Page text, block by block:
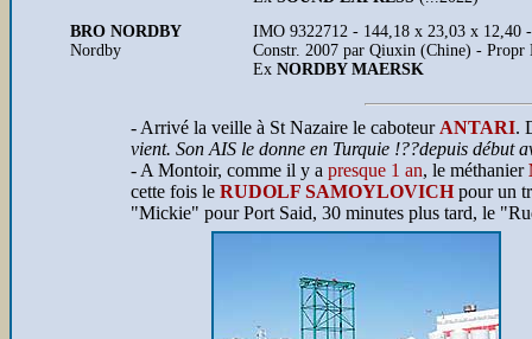
BRO NORDBY
Nordby
IMO 9322712 - 144,18 x 23,03 x 12,40
Constr. 2007 par Qiuxin (Chine) -
Ex NORDBY MAERSK
- Arrivé la veille à St Nazaire le caboteur ANTARI.
vient. Son AIS le donne en Turquie !??depuis début
- A Montoir, comme il y a presque 1 an, le méthanier
cette fois le RUDOLF SAMOYLOVICHpour un
"Mickie" pour Port Said, 30 minutes plus tard, le